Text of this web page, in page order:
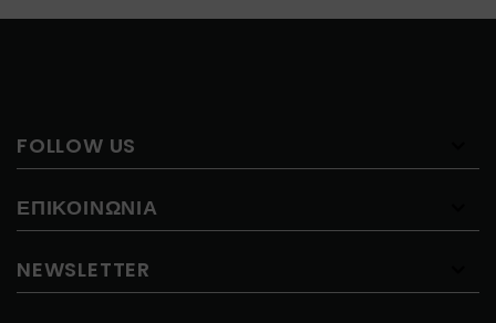
FOLLOW US
ΕΠΙΚΟΙΝΩΝΊΑ
NEWSLETTER